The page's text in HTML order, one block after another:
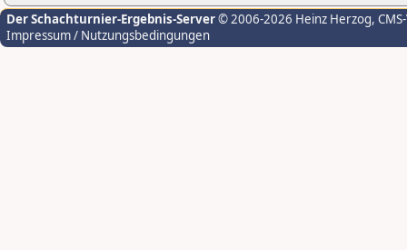
Der Schachturnier-Ergebnis-Server© 2006-2026 Heinz Herzog,
Impressum / Nutzungsbedingungen